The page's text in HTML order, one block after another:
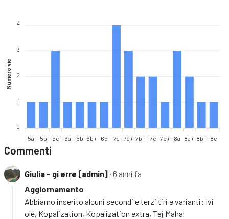
4
3
2
1
0
Numero vie
5a 5b 5c 6a 6b 6b+ 6c 7a 7a+ 7b+ 7c 7c+ 8a 8a+ 8b+ 8c
Commenti
Giulia - gi erre [admin] ∙ 6 anni fa
Aggiornamento
Abbiamo inserito alcuni secondi e terzi tiri e varianti: Ivi
olé, Kopalization, Kopalization extra, Taj Mahal